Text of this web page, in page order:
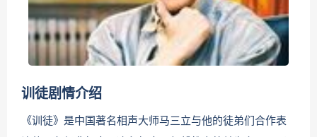
训徒剧情介绍
《训徒》是中国著名相声大师马三立与他的徒弟们合作表